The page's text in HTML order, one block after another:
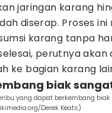
jaringan karang
diserap. Proses
karang tanpa
perutnya
ke bagian karang
biak
yang dapat berkembang
Derek Keats)